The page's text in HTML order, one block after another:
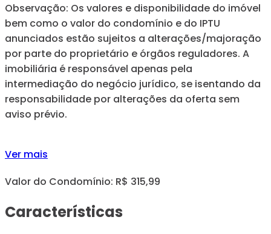
Observação: Os valores e disponibilidade do imóvel
bem como o valor do condomínio e do IPTU
anunciados estão sujeitos a alterações/majoração
por parte do proprietário e órgãos reguladores. A
imobiliária é responsável apenas pela
intermediação do negócio jurídico, se isentando da
responsabilidade por alterações da oferta sem
aviso prévio.
Ver mais
Valor do Condomínio: R$ 315,99
Características